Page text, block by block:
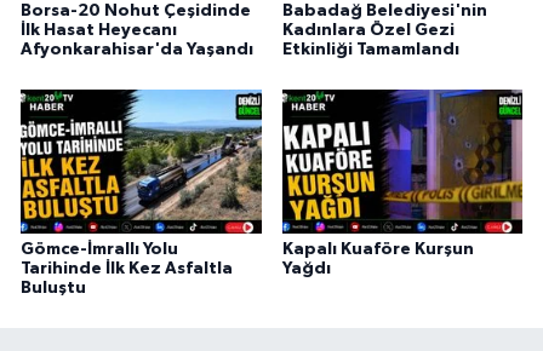
Borsa-20 Nohut Çeşidinde
İlk Hasat Heyecanı
Afyonkarahisar'da Yaşandı
Babadağ Belediyesi'nin
Kadınlara Özel Gezi
Etkinliği Tamamlandı
Gömce-İmrallı Yolu
Tarihinde İlk Kez Asfaltla
Buluştu
Kapalı Kuaföre Kurşun
Yağdı